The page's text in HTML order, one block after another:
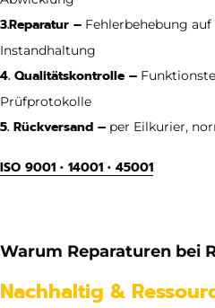
3.Reparatur – Fehlerbehebung
Instandhaltung
4. Qualitätskontrolle –
Prüfprotokolle
5. Rückversand – per Eilkurier,
ISO 9001 • 14001 • 45001
Abmessung
Warum Reparaturen bei
Nachhaltig &